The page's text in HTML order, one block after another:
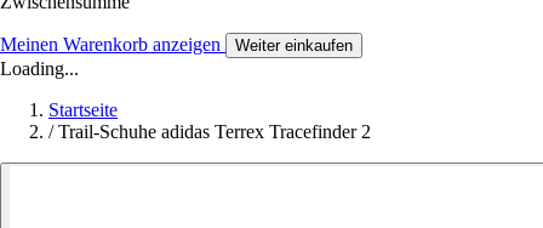
Meinen Warenkorb anzeigen Weiter einkaufen
Loading...
Startseite
/ Trail-Schuhe adidas Terrex Tracefinder 2